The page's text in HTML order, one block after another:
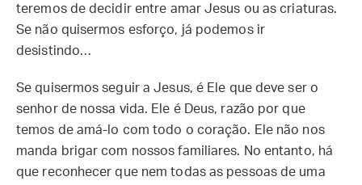
teremos de decidir entre amar Jesus ou as criaturas.
Se não quisermos esforço, já podemos ir
desistindo…
Se quisermos seguir a Jesus, é Ele que deve ser o
senhor de nossa vida. Ele é Deus, razão por que
temos de amá-lo com todo o coração. Ele não nos
manda brigar com nossos familiares. No entanto, há
que reconhecer que nem todas as pessoas de uma